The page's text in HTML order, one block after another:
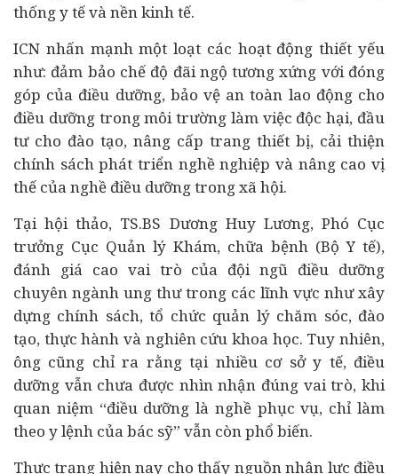
thống y tế và nềnkinh tế.
ICN nhấn mạnh một loạt các hoạt động thiết yếu
như: đảm bảo chế độ đãi ngộ tương xứng với đóng
góp của điều dưỡng, bảo vệ an toàn lao động cho
điều dưỡng trong môi trường làm việc độc hại, đầu
tư cho đào tạo, nâng cấp trang thiết bị, cải thiện
chính sách phát triển nghề nghiệp và nâng cao vị
thế của nghề điều dưỡng trong xã hội.
Tại hội thảo, TS.BS Dương Huy Lương, Phó Cục
trưởng Cục Quản lý Khám, chữa bệnh (Bộ Y tế),
đánh giá cao vai trò của đội ngũ điều dưỡng
chuyên ngành ung thư trong các lĩnh vực như xây
dựng chính sách, tổ chức quản lý chăm sóc, đào
tạo, thực hành và nghiên cứu khoa học. Tuy nhiên,
ông cũng chỉ ra rằng tại nhiều cơ sở y tế, điều
dưỡng vẫn chưa được nhìn nhận đúng vai trò, khi
quan niệm “điều dưỡng là nghề phục vụ, chỉ làm
theo y lệnh của bác sỹ” vẫn còn phổ biến.
Thực trạng hiện nay cho thấy nguồn nhân lực điều